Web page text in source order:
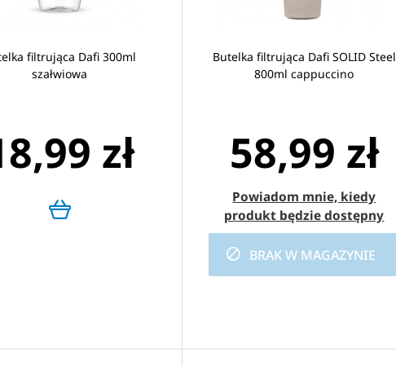
filtrująca Dafi 300ml
szałwiowa
zł
Butelka filtrująca Dafi SOLID Steel
800ml cappuccino
58,99 zł
Powiadom mnie, kiedy
produkt będzie dostępny
BRAK W MAGAZYNIE